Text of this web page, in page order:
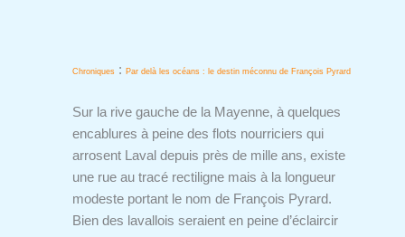
Chroniques: Par delà les océans : le destin méconnu de François Pyrard
Sur la rive gauche de la Mayenne, à quelques
encablures à peine des flots nourriciers qui
arrosent Laval depuis près de mille ans, existe
une rue au tracé rectiligne mais à la longueur
modeste portant le nom de François Pyrard.
Bien des lavallois seraient en peine d’éclaircir